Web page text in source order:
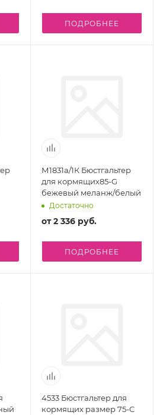
ПОДРОБНЕЕ
М1831а/1К Бюстгальтер
для кормящих85-G
бежевый меланж/белый
Достаточно
от2 336 руб.
ПОДРОБНЕЕ
4533 Бюстгальтер для
кормящих размер 75-C